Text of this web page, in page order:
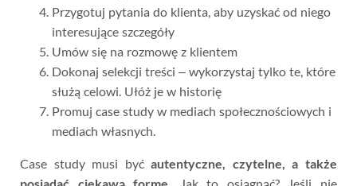
Przygotuj pytania do klienta, aby uzyskać od niego
interesujące szczegóły
Umów się na rozmowę z klientem
Dokonaj selekcji treści – wykorzystaj tylko te, które
służą celowi. Ułóż je w historię
Promuj case study w mediach społecznościowych i
mediach własnych.
Case study musi byćautentyczne, czytelne, a także
posiadać ciekawą formę.
Jak to osiągnąć? Jeśli nie